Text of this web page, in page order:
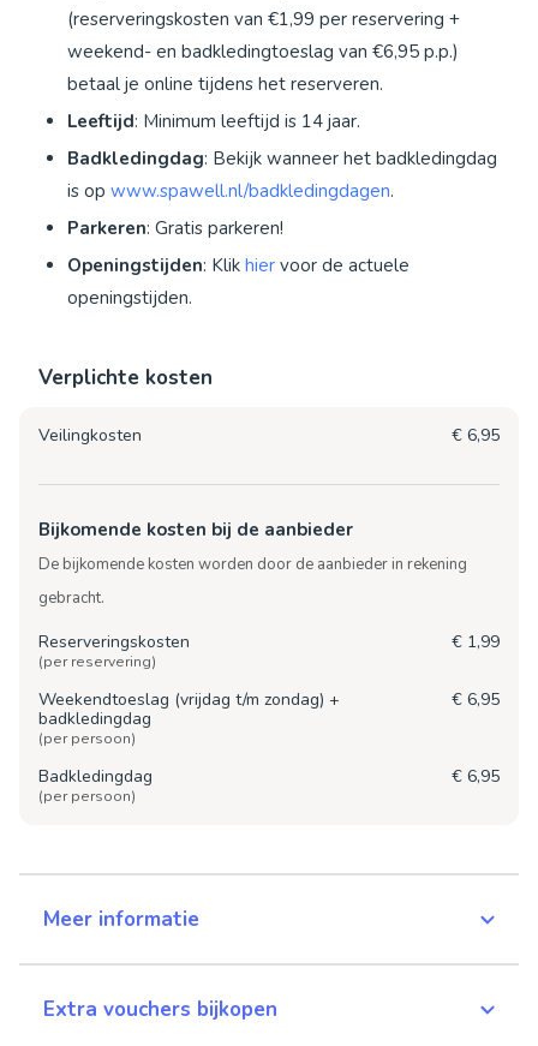
(reserveringskosten van €1,99 per reservering +
weekend- en badkledingtoeslag van €6,95 p.p.)
betaal je online tijdens het reserveren.
Leeftijd: Minimum leeftijd is 14 jaar.
Badkledingdag: Bekijk wanneer het badkledingdag
is op www.spawell.nl/badkledingdagen.
Parkeren: Gratis parkeren!
Openingstijden: Klik hier voor de actuele
openingstijden.
Verplichte kosten
Veilingkosten € 6,95
Bijkomende kosten bij de aanbieder
De bijkomende kosten worden door de aanbieder in rekening
gebracht.
Reserveringskosten
(per reservering)
€ 1,99
Weekendtoeslag (vrijdag t/m zondag) +
badkledingdag
(per persoon)
€ 6,95
Badkledingdag
(per persoon)
€ 6,95
Meer informatie
Extra vouchers bijkopen